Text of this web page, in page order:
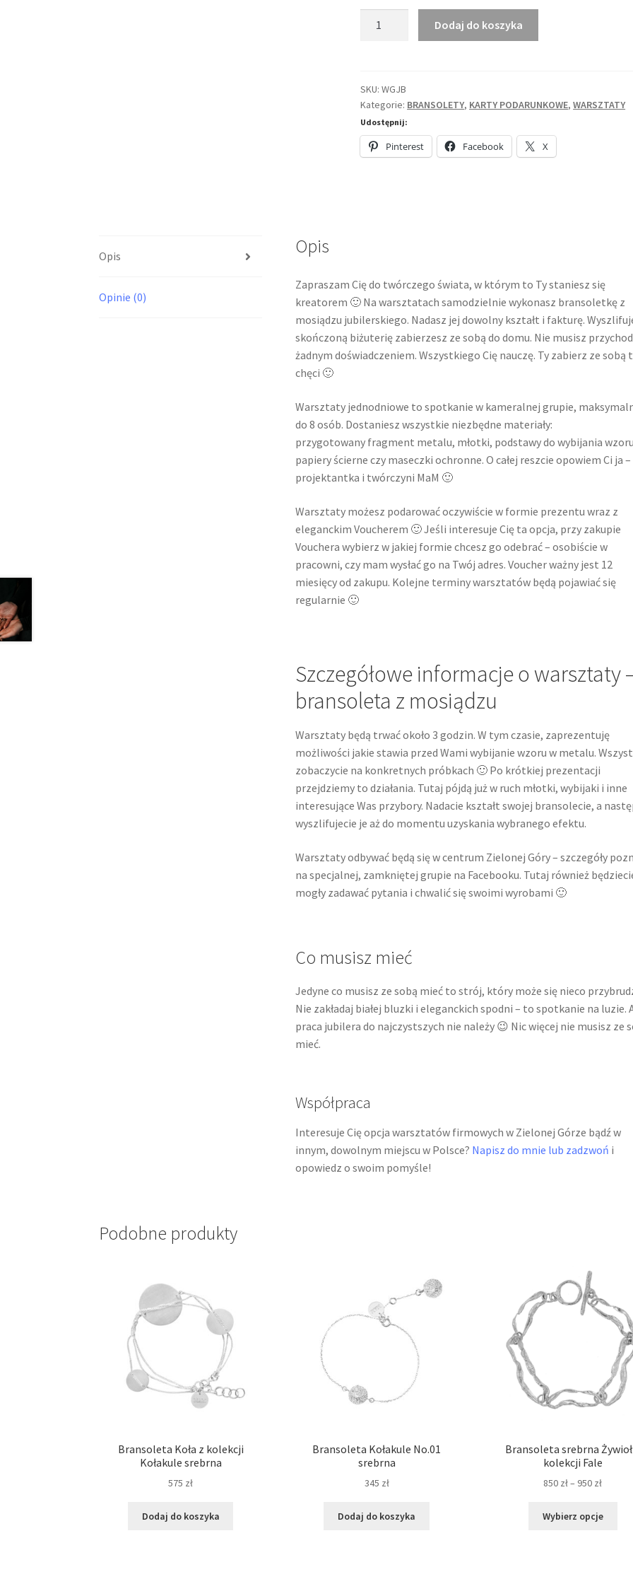
mosiężnej
Dodaj do koszyka
SKU:WGJB
Kategorie: BRANSOLETY, KARTY PODARUNKOWE,WARSZTATY
Udostępnij:
Pinterest Facebook X
Opis
Opinie (0)
Opis
Zapraszam Cię do twórczego świata, w którym to Ty staniesz się
kreatorem 🙂 Na warsztatach samodzielnie wykonasz bransoletkę z
mosiądzu jubilerskiego. Nadasz jej dowolny kształt i fakturę.
skończoną biżuterię zabierzesz ze sobą do domu. Nie musisz
żadnym doświadczeniem. Wszystkiego Cię nauczę. Ty zabierz ze sobą
chęci 🙂
Warsztaty jednodniowe to spotkanie w kameralnej grupie,
do 8 osób. Dostaniesz wszystkie niezbędne materiały:
przygotowany fragment metalu, młotki, podstawy do wybijania
papiery ścierne czy maseczki ochronne. O całej reszcie opowiem Ci ja –
projektantka i twórczyni MaM 🙂
Warsztaty możesz podarować oczywiście w formie prezentu wraz z
eleganckim Voucherem 🙂 Jeśli interesuje Cię ta opcja, przy zakupie
Vouchera wybierz w jakiej formie chcesz go odebrać – osobiście w
pracowni, czy mam wysłać go na Twój adres. Voucher ważny jest 12
miesięcy od zakupu. Kolejne terminy warsztatów będą pojawiać się
regularnie 🙂
Szczegółowe informacje o warsztaty
bransoleta z mosiądzu
Warsztaty będą trwać około 3 godzin. W tym czasie, zaprezentuję
możliwości jakie stawia przed Wami wybijanie wzoru w metalu.
zobaczycie na konkretnych próbkach 🙂 Po krótkiej prezentacji
przejdziemy to działania. Tutaj pójdą już w ruch młotki, wybijaki i inne
interesujące Was przybory. Nadacie kształt swojej bransolecie, a
wyszlifujecie je aż do momentu uzyskania wybranego efektu.
Warsztaty odbywać będą się w centrum Zielonej Góry – szczegóły
na specjalnej, zamkniętej grupie na Facebooku. Tutaj również
mogły zadawać pytania i chwalić się swoimi wyrobami 🙂
Co musisz mieć
Jedyne co musisz ze sobą mieć to strój, który może się nieco
Nie zakładaj białej bluzki i eleganckich spodni – to spotkanie na luzie.
praca jubilera do najczystszych nie należy 😉 Nic więcej nie musisz ze
mieć.
Współpraca
Interesuje Cię opcja warsztatów firmowych w Zielonej Górze bądź w
innym, dowolnym miejscu w Polsce? Napisz do mnie lub zadzwoń i
opowiedz o swoim pomyśle!
Podobne produkty
Bransoleta Koła z kolekcji
Kołakule srebrna
575 zł
Dodaj do koszyka
Bransoleta Kołakule No.01
srebrna
345 zł
Dodaj do koszyka
Bransoleta srebrna
kolekcji Fale
850 zł– 950 złZakres
od
Wybierz opcje